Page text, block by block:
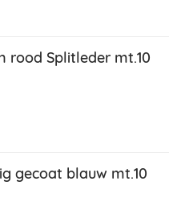
rood Splitleder mt.10
gecoat blauw mt.10